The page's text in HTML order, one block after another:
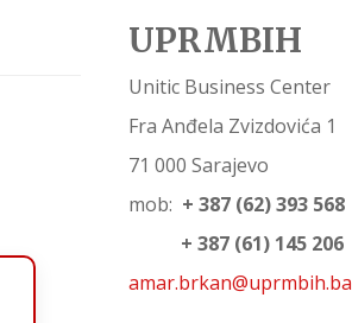
UPRMBIH
Unitic Business Center
Fra Anđela Zvizdovića 1
71 000 Sarajevo
mob: + 387 (62) 393 568
+ 387 (61) 145 206
amar.brkan@uprmbih.ba